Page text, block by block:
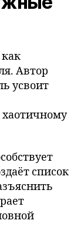
Автор
усвоит
хаотичному
список